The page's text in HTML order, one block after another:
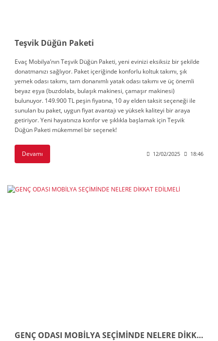
Teşvik Düğün Paketi
Evaç Mobilya’nın Teşvik Düğün Paketi, yeni evinizi eksiksiz bir şekilde
donatmanızı sağlıyor. Paket içeriğinde konforlu koltuk takımı, şık
yemek odası takımı, tam donanımlı yatak odası takımı ve üç önemli
beyaz eşya (buzdolabı, bulaşık makinesi, çamaşır makinesi)
bulunuyor. 149.900 TL peşin fiyatına, 10 ay elden taksit seçeneği ile
sunulan bu paket, uygun fiyat avantajı ve yüksek kaliteyi bir araya
getiriyor. Yeni hayatınıza konfor ve şıklıkla başlamak için Teşvik
Düğün Paketi mükemmel bir seçenek!
Devamı 12/02/2025 18:46
GENÇ ODASI MOBİLYA SEÇİMİNDE NELERE DİKKAT EDİLMELİ